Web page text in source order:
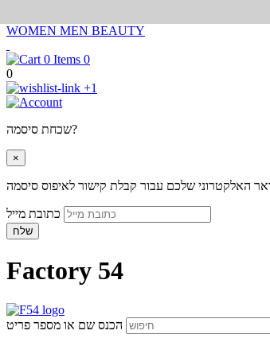
WOMEN MEN BEAUTY
0
0
+1
שכחת סיסמה?
×
האלקטרוני שלכם עבור קבלת קישור לאיפוס סיסמה
שלח
Factory 54
הכנס שם או מספר פריט